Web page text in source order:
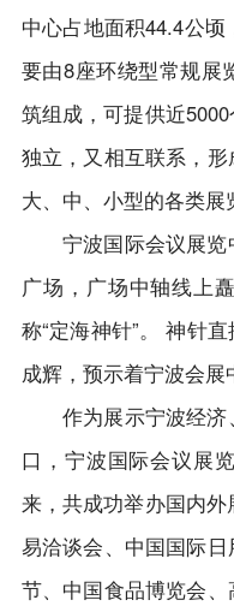
理事单位
普通会员单位
会员风采
制度规定
中心占地面积44.4公
要由8座环绕型常规展
筑组成，可提供近
独立，又相互联系，
大、中、小型的各类展
宁波国际会议展览
广场，广场中轴线上
称“定海神针”。 神针
成辉，预示着宁波会展
作为展示宁波经济
口，宁波国际会议展
来，共成功举办国内
易洽谈会、中国国际
节、中国食品博览会